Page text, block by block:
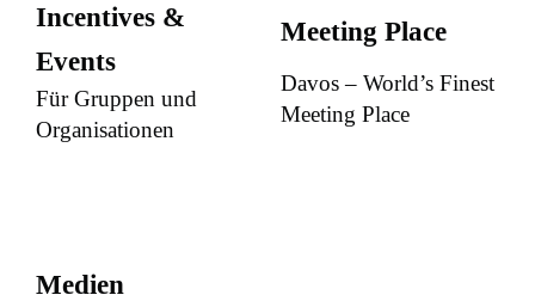
Incentives &
Events
Für Gruppen und
Organisationen
Meeting Place
Davos – World’s Finest
Meeting Place
Medien